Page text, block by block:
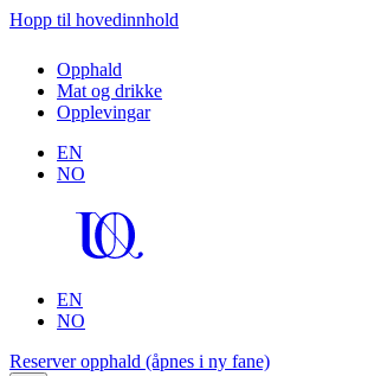
Hopp til hovedinnhold
Opphald
Mat og drikke
Opplevingar
EN
NO
EN
NO
Reserver opphald (åpnes i ny fane)